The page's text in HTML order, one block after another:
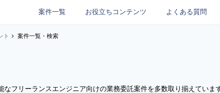
案件一覧 お役立ちコンテンツ よくある質問
ト 案件一覧・検索
フリーランスエンジニア向けの業務委託案件を多数取り揃えています